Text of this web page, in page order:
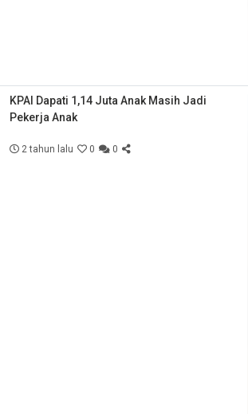
KPAI Dapati 1,14 Juta Anak Masih Jadi
Pekerja Anak
2 tahun lalu 0 0